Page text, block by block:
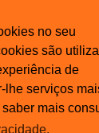
no seu
são
de
lhe serviços
mais